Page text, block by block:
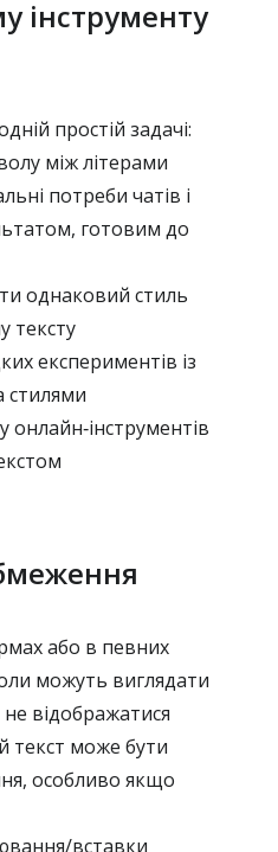
інструменту
простій задачі:
між літерами
потреби чатів і
готовим до
однаковий стиль
тексту
експериментів із
стилями
або в певних
можуть виглядати
відображатися
текст може бути
особливо якщо
вставки